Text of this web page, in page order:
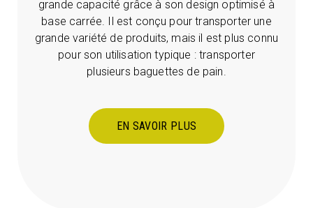
grande capacité grâce à son design optimisé à
base carrée. Il est conçu pour transporter une
grande variété de produits, mais il est plus connu
pour son utilisation typique : transporter
plusieurs baguettes de pain.
EN SAVOIR PLUS